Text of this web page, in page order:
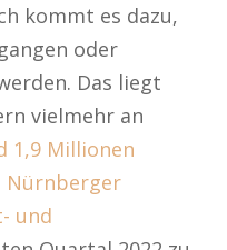
kommt es dazu,
oder
Das liegt
vielmehr an
1,9 Millionen
Nürnberger
und